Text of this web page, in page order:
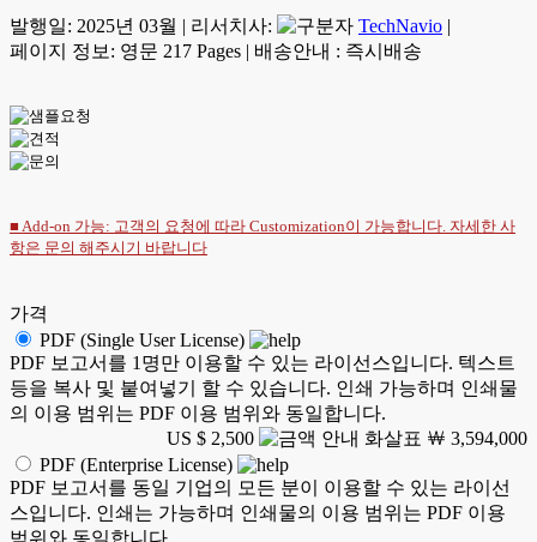
발행일: 2025년 03월 | 리서치사: TechNavio |
페이지 정보: 영문 217 Pages | 배송안내 : 즉시배송
■ Add-on 가능: 고객의 요청에 따라 Customization이 가능합니다. 자세한 사
항은 문의 해주시기 바랍니다
가격
PDF (Single User License)
PDF 보고서를 1명만 이용할 수 있는 라이선스입니다. 텍스트
등을 복사 및 붙여넣기 할 수 있습니다. 인쇄 가능하며 인쇄물
의 이용 범위는 PDF 이용 범위와 동일합니다.
US $ 2,500
￦ 3,594,000
PDF (Enterprise License)
PDF 보고서를 동일 기업의 모든 분이 이용할 수 있는 라이선
스입니다. 인쇄는 가능하며 인쇄물의 이용 범위는 PDF 이용
범위와 동일합니다.